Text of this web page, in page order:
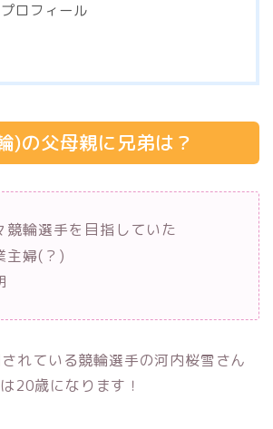
ロフィール
)の父母親に兄弟は？
競輪選手を目指していた
主婦(？)
れている競輪選手の河内桜雪さん
20歳になります！